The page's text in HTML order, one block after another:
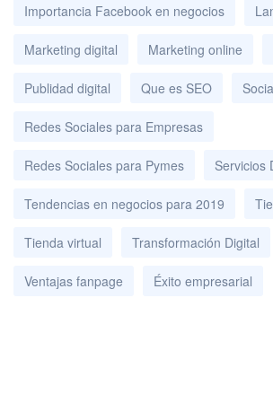
Importancia Facebook en negocios
Marketing digital Marketing online
Publidad digital Que es SEO
Redes Sociales para Empresas
Redes Sociales para Pymes Servicios
Tendencias en negocios para 2019
Tienda virtual Transformación Digital
Ventajas fanpage Éxito empresarial